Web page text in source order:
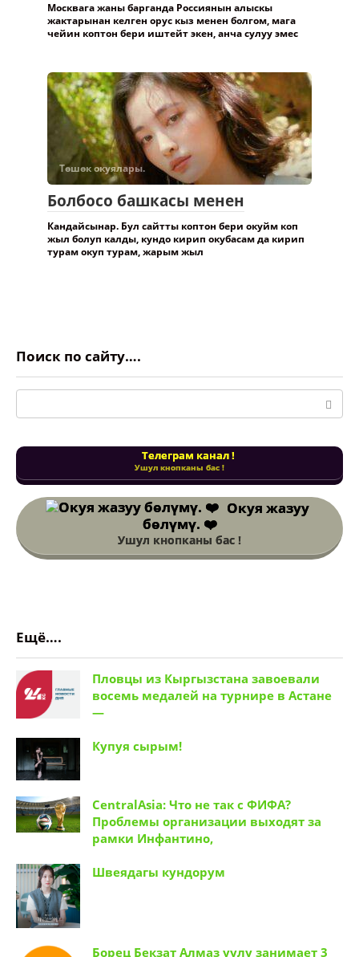
Москвага жаны барганда Россиянын алыскы
жактарынан келген орус кыз менен болгом, мага
чейин коптон бери иштейт экен, анча сулуу эмес
Төшөк окуялары.
Болбосо башкасы менен
Кандайсынар. Бул сайтты коптон бери окуйм коп
жыл болуп калды, кундо кирип окубасам да кирип
турам окуп турам, жарым жыл
Поиск по сайту….
Поиск:
Телеграм канал !
Ушул кнопканы бас !
Окуя жазуу
бөлүмү. ❤️
Ушул кнопканы бас !
Ещё….
Пловцы из Кыргызстана завоевали
восемь медалей на турнире в Астане
—
Купуя сырым!
CentralAsia: Что не так с ФИФА?
Проблемы организации выходят за
рамки Инфантино,
Швеядагы кундорум
Борец Бекзат Алмаз уулу занимает 3